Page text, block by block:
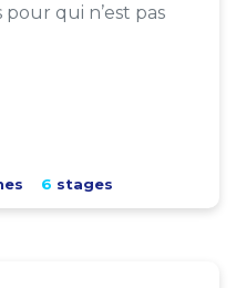
qui n’est pas
6 stages